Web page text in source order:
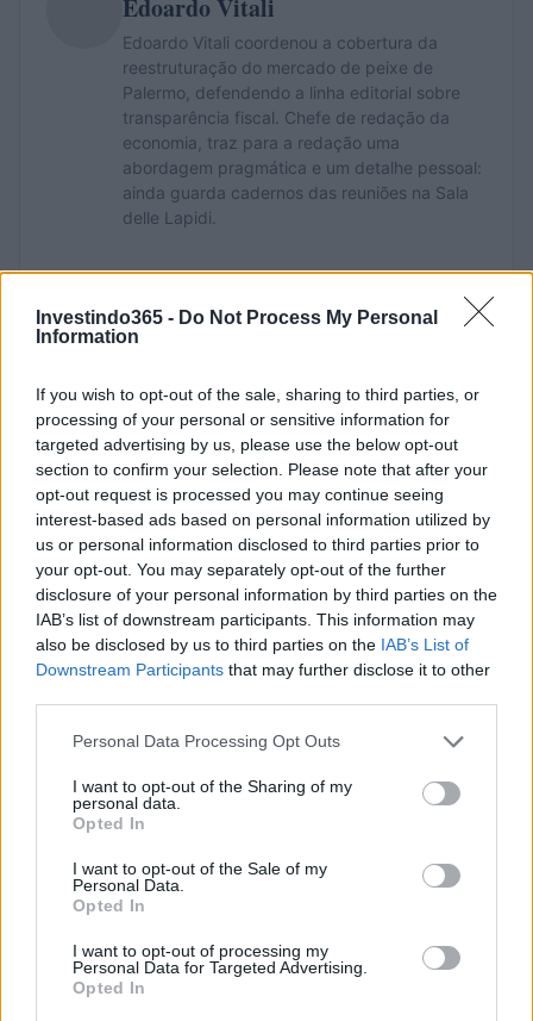
Investindo365 - Do Not Process My Personal
Information
If you wish to opt-out of the sale, sharing to third parties, or
processing of your personal or sensitive information for
targeted advertising by us, please use the below opt-out
section to confirm your selection. Please note that after your
opt-out request is processed you may continue seeing
interest-based ads based on personal information utilized by
us or personal information disclosed to third parties prior to
your opt-out. You may separately opt-out of the further
disclosure of your personal information by third parties on the
IAB’s list of downstream participants. This information may
also be disclosed by us to third parties on the IAB’s List of
Downstream Participants that may further disclose it to other
Please note that this website/app uses one or more Google
not limited to your visit or usage behaviour. You may click to
grant or deny consent to Google and its third-party tags to
use your data for below specified purposes in below Google
consent section.
Personal Data Processing Opt Outs
I want to opt-out of the Sharing of my
personal data.
Opted In
I want to opt-out of the Sale of my
Personal Data.
Opted In
I want to opt-out of processing my
Personal Data for Targeted Advertising.
Opted In
Edoardo Vitali
Edoardo Vitali coordenou a cobertura da
reestruturação do mercado de peixe de
Palermo, defendendo a linha editorial sobre
transparência fiscal. Chefe de redação da
economia, traz para a redação uma
abordagem pragmática e um detalhe pessoal:
ainda guarda cadernos das reuniões na Sala
delle Lapidi.
Continue lendo
FINANÇA